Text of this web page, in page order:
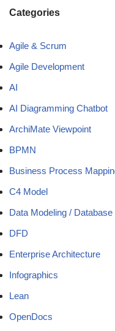
Categories
Agile & Scrum
Agile Development
AI
AI Diagramming Chatbot
ArchiMate Viewpoint
BPMN
Business Process
C4 Model
Data Modeling / Database
DFD
Enterprise Architecture
Infographics
Lean
OpenDocs